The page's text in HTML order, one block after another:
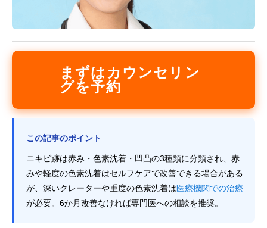
まずはカウンセリン
グを予約
この記事のポイント
ニキビ跡は赤み・色素沈着・凹凸の3種類に分類され、赤
みや軽度の色素沈着はセルフケアで改善できる場合がある
が、深いクレーターや重度の色素沈着は医療機関での治療
が必要。6か月改善なければ専門医への相談を推奨。